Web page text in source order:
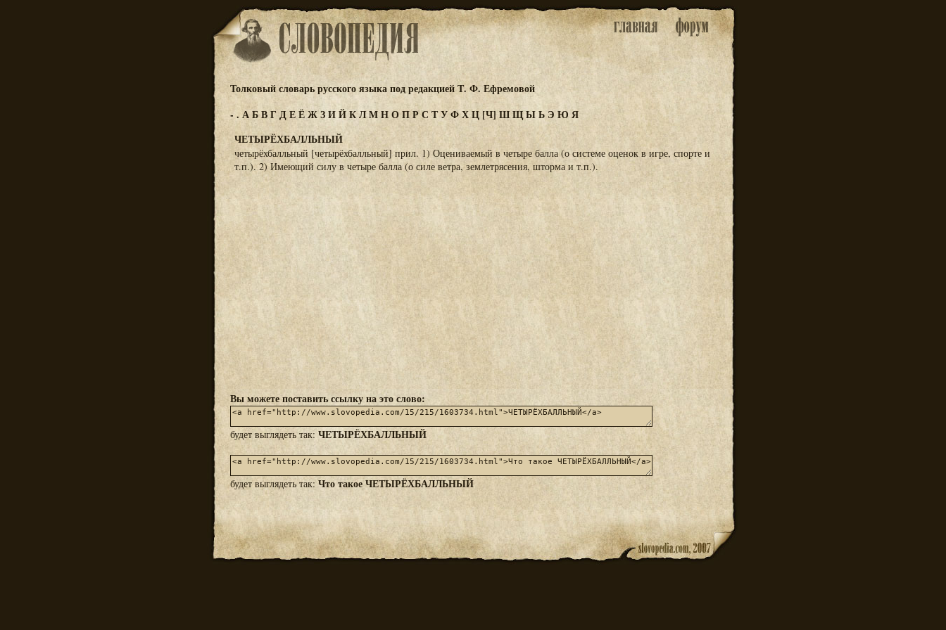
Толковый словарь русского языка под редакцией Т. Ф. Ефремовой
-. АБВГДЕЁЖЗИЙКЛМНОПРС ТУФХЦ [Ч]ШЩЫЬ Э Ю Я
ЧЕТЫРЁХБАЛЛЬНЫЙ
четырёхбалльный [четырёхбалльный] прил. 1) Оцениваемый в четыре балла (о системе оценок в игре, спорте и
т.п.). 2) Имеющий силу в четыре балла (о силе ветра, землетрясения, шторма и т.п.).
Вы можете поставить ссылку на это слово:
будет выглядеть так: ЧЕТЫРЁХБАЛЛЬНЫЙ
будет выглядеть так:Что такое ЧЕТЫРЁХБАЛЛЬНЫЙ